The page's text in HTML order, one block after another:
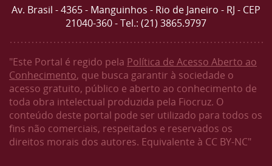
Av. Brasil - 4365 - Manguinhos - Rio de Janeiro - RJ - CEP
21040-360 - Tel.: (21) 3865.9797
"Este Portal é regido pela Política de Acesso Aberto ao
Conhecimento, que busca garantir à sociedade o
acesso gratuito, público e aberto ao conhecimento de
toda obra intelectual produzida pela Fiocruz. O
conteúdo deste portal pode ser utilizado para todos os
fins não comerciais, respeitados e reservados os
direitos morais dos autores. Equivalente à CC BY-NC"